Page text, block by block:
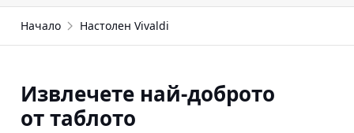
Начало Настолен Vivaldi
Извлечете най-доброто
от таблото